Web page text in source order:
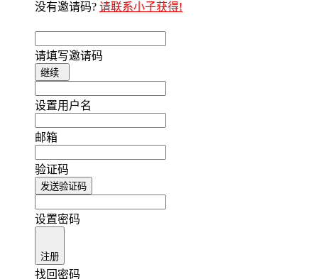
没有邀请码? 请联系小子获得!
请填写邀请码
继续
设置用户名
邮箱
验证码
发送验证码
设置密码
注册
找回密码